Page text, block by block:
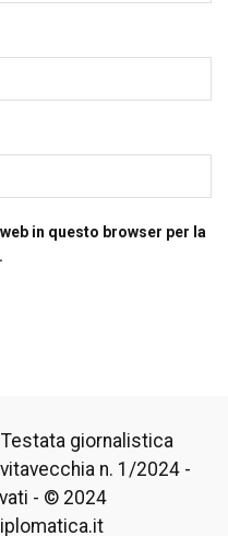
in questo browser per la
giornalistica
n. 1/2024 -
- © 2024